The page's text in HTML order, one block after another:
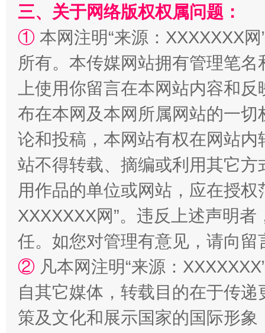
国家大学科技园优化重塑工作
扯下公款旅游的“隐身衣” 如何以
三、关于网络版权权属问题：
① 本网注明“来源：XXXXXXX
所有。本传媒网站拥有管理笔
上使用你留言在本网站内容和
布在本网及本网所属网站的一
论和投稿，本网站有权在网站
站不得转载、摘编或利用其它
用作品的单位或网站，应在授
XXXXXXX网”。违反上述声明
任。如您对管理有意见，请向
② 凡本网注明“来源：
自其它媒体，转载目的在于传
策及文化和展示国家的国际形